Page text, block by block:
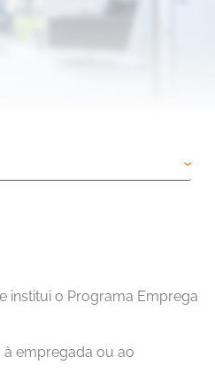
institui o Programa Emprega
empregada ou ao